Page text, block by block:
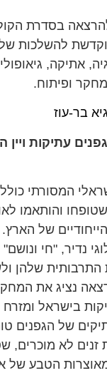
בסדרת
להשלכות
אתיקה,
ופיתוח.
בר-עוז
גפנים עתיקות
המסורתי
והותאמו
של
נדיר, "חי
שלהן
נציג את
בישראל
של הגפנים
לא מוכרים,
הטבע של